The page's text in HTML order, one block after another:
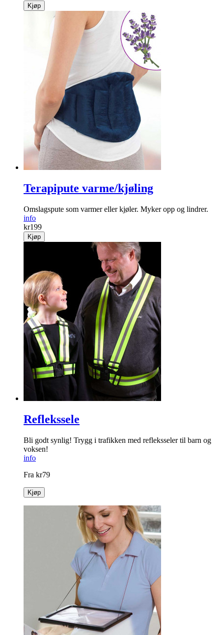
Kjøp
Terapipute varme/kjøling
Omslagspute som varmer eller kjøler. Myker opp og lindrer.
info
kr199
Kjøp
Reflekssele
Bli godt synlig! Trygg i trafikken med refleksseler til barn og
voksen!
info
Fra kr79
Kjøp